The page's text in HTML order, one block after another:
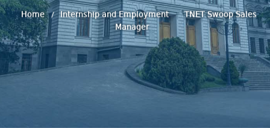
Home Internship and Employment
TNET Swoop Sales
Manager